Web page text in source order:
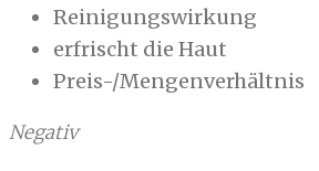
Reinigungswirkung
erfrischt die Haut
Preis-/Mengenverhältnis
Negativ